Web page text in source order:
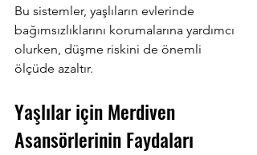
Bu sistemler, yaşlıların evlerinde
bağımsızlıklarını korumalarına yardımcı
olurken, düşme riskini de önemli
ölçüde azaltır.
Yaşlılar için Merdiven
Asansörlerinin Faydaları